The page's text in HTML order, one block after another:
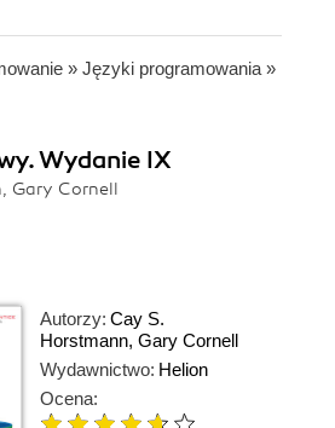
» Języki programowania »
Wydanie IX
Gary Cornell
Autorzy: Cay S.
Horstmann, Gary Cornell
Wydawnictwo: Helion
Ocena: